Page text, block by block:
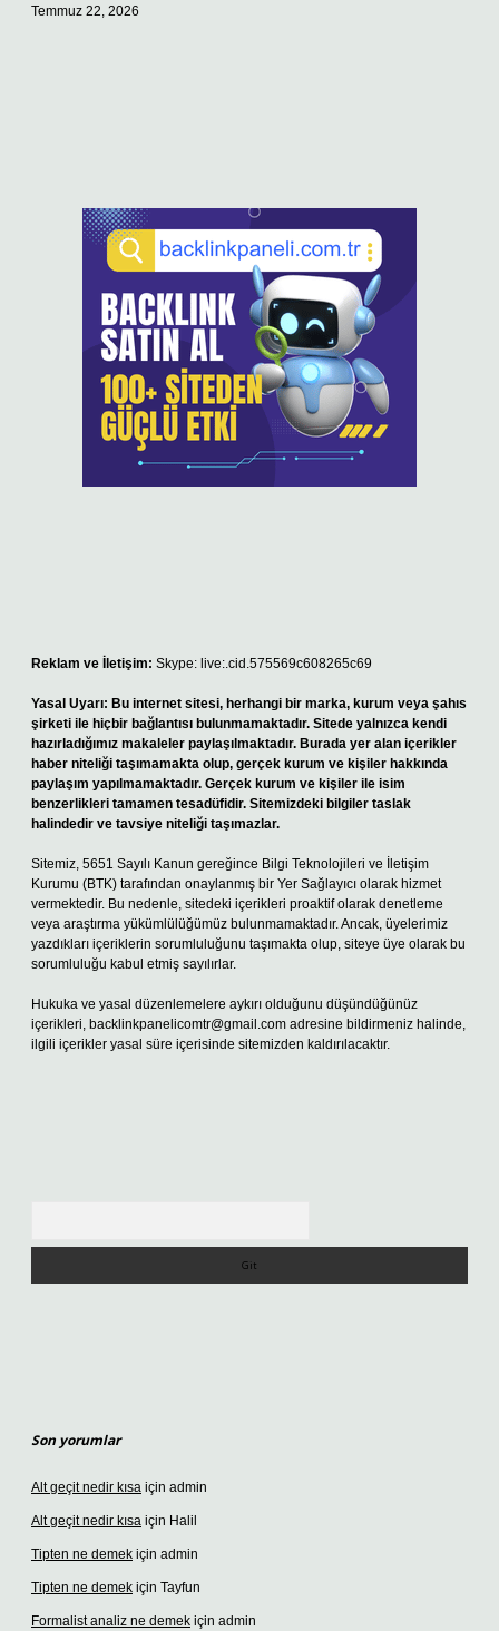
Temmuz 22, 2026
Reklam ve İletişim: Skype: live:.cid.575569c608265c69
Yasal Uyarı: Bu internet sitesi, herhangi bir marka, kurum veya şahıs
şirketi ile hiçbir bağlantısı bulunmamaktadır. Sitede yalnızca kendi
hazırladığımız makaleler paylaşılmaktadır. Burada yer alan içerikler
haber niteliği taşımamakta olup, gerçek kurum ve kişiler hakkında
paylaşım yapılmamaktadır. Gerçek kurum ve kişiler ile isim
benzerlikleri tamamen tesadüfidir. Sitemizdeki bilgiler taslak
halindedir ve tavsiye niteliği taşımazlar.
Sitemiz, 5651 Sayılı Kanun gereğince Bilgi Teknolojileri ve İletişim
Kurumu (BTK) tarafından onaylanmış bir Yer Sağlayıcı olarak hizmet
vermektedir. Bu nedenle, sitedeki içerikleri proaktif olarak denetleme
veya araştırma yükümlülüğümüz bulunmamaktadır. Ancak, üyelerimiz
yazdıkları içeriklerin sorumluluğunu taşımakta olup, siteye üye olarak bu
sorumluluğu kabul etmiş sayılırlar.
Hukuka ve yasal düzenlemelere aykırı olduğunu düşündüğünüz
içerikleri, backlinkpanelicomtr@gmail.com adresine bildirmeniz halinde,
ilgili içerikler yasal süre içerisinde sitemizden kaldırılacaktır.
Son yorumlar
Alt geçit nedir kısa için admin
Alt geçit nedir kısa için Halil
Tipten ne demek için admin
Tipten ne demek için Tayfun
Formalist analiz ne demek için admin